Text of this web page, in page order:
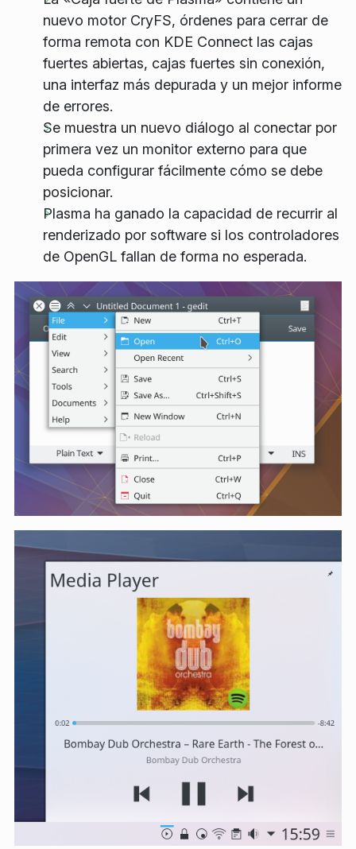
nuevo motor CryFS, órdenes para cerrar de
forma remota con KDE Connect las cajas
fuertes abiertas, cajas fuertes sin conexión,
una interfaz más depurada y un mejor informe
de errores.
Se muestra un nuevo diálogo al conectar por
primera vez un monitor externo para que
pueda configurar fácilmente cómo se debe
posicionar.
Plasma ha ganado la capacidad de recurrir al
renderizado por software si los controladores
de OpenGL fallan de forma no esperada.